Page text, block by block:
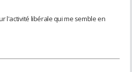
l'activité libérale qui me semble en